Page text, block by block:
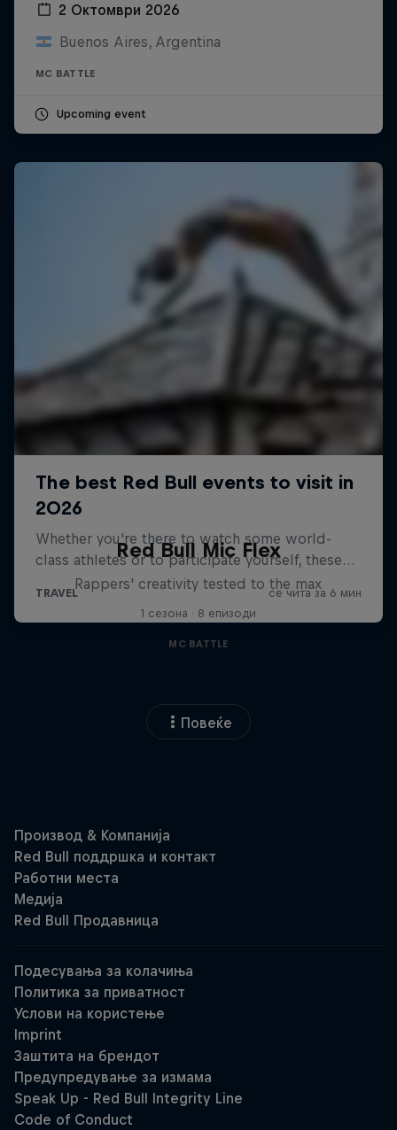
2 Октомври 2026
Buenos Aires, Argentina
MC BATTLE
Upcoming event
Red Bull Mic Flex
Rappers' creativity tested to the max
1 сезона · 8 епизоди
MC BATTLE
Повеќе